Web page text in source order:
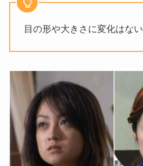
目の形や大きさに変化はない